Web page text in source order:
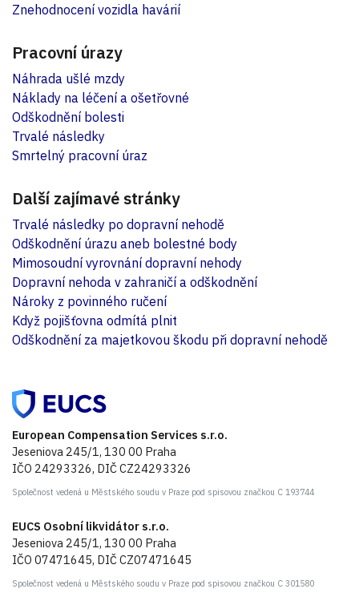
Znehodnocení vozidla havárií
Pracovní úrazy
Náhrada ušlé mzdy
Náklady na léčení a ošetřovné
Odškodnění bolesti
Trvalé následky
Smrtelný pracovní úraz
Další zajímavé stránky
Trvalé následky po dopravní nehodě
Odškodnění úrazu aneb bolestné body
Mimosoudní vyrovnání dopravní nehody
Dopravní nehoda v zahraničí a odškodnění
Nároky z povinného ručení
Když pojišťovna odmítá plnit
Odškodnění za majetkovou škodu při dopravní nehodě
European Compensation Services s.r.o.
Jeseniova 245/1, 130 00 Praha
IČO 24293326, DIČ CZ24293326
Společnost vedená u Městského soudu v Praze pod spisovou značkou C 193744
EUCS Osobní likvidátor s.r.o.
Jeseniova 245/1, 130 00 Praha
IČO 07471645, DIČ CZ07471645
Společnost vedená u Městského soudu v Praze pod spisovou značkou C 301580